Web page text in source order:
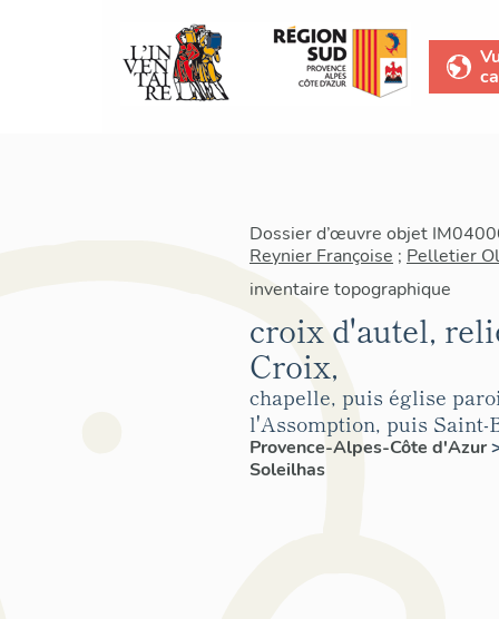
Dossier d’œuvre objet
Reynier Françoise ; Pelletier
inventaire topographique
croix d'autel,
Croix,
chapelle, puis église
l'Assomption, puis Saint-
Provence-Alpes-Côte d'Azur
Soleilhas